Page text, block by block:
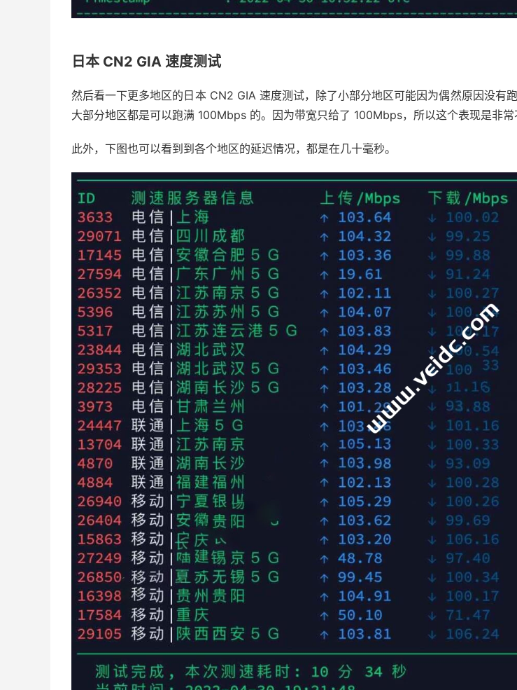
日本 CN2 GIA 速度测试
然后看一下更多地区的日本 CN2 GIA 速度测试，除了小部分地区可能因为偶然原因没有
大部分地区都是可以跑满 100Mbps 的。因为带宽只给了 100Mbps，所以这个表现是非常
此外，下图也可以看到到各个地区的延迟情况，都是在几十毫秒。